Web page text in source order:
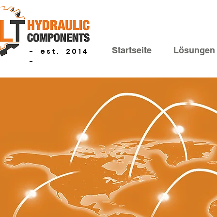
- est. 2014
-
Startseite Lösungen